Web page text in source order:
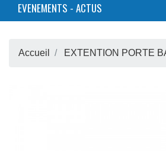
EVENEMENTS - ACTUS
Accueil EXTENTION PORTE